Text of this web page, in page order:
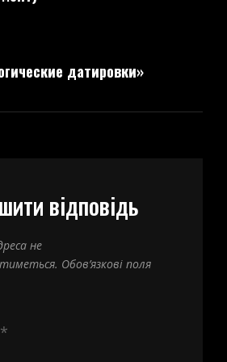
датировки»
відповідь
не
Обов’язкові поля
*